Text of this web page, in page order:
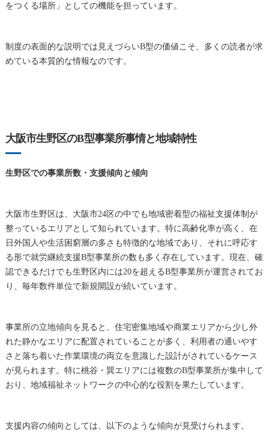
をつくる場所」としての機能を担っています。
制度の表面的な説明では見えづらいB型の価値こそ、多くの読者が求
めている本質的な情報なのです。
大阪市生野区のB型事業所事情と地域特性
生野区での事業所数・支援傾向と傾向
大阪市生野区は、大阪市24区の中でも地域密着型の福祉支援体制が
整っているエリアとして知られています。特に高齢化率が高く、在
日外国人や生活困窮層の多さも特徴的な地域であり、それに呼応す
る形で就労継続支援B型事業所の数も多く存在しています。現在、確
認できるだけでも生野区内には20を超えるB型事業所が運営されてお
り、毎年数件単位で新規開設が続いています。
事業所の立地傾向を見ると、住宅密集地域や商業エリアから少し外
れた静かなエリアに配置されていることが多く、利用者の通いやす
さと落ち着いた作業環境の両立を意識した設計がされているケース
が見られます。特に桃谷・巽エリアには複数のB型事業所が集中して
おり、地域福祉ネットワークの中心的な役割を果たしています。
支援内容の傾向としては、以下のような傾向が見受けられます。